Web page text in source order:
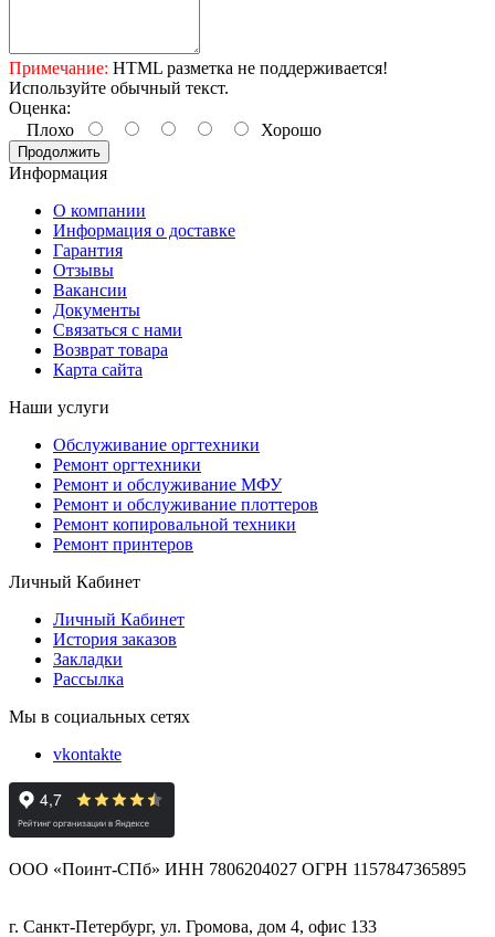
Примечание: HTML разметка не поддерживается!
Используйте обычный текст.
Оценка:
Плохо
Хорошо
Продолжить
Информация
О компании
Информация о доставке
Гарантия
Отзывы
Вакансии
Документы
Связаться с нами
Возврат товара
Карта сайта
Наши услуги
Обслуживание оргтехники
Ремонт оргтехники
Ремонт и обслуживание МФУ
Ремонт и обслуживание плоттеров
Ремонт копировальной техники
Ремонт принтеров
Личный Кабинет
Личный Кабинет
История заказов
Закладки
Рассылка
Мы в социальных сетях
vkontakte
ООО «Поинт-СПб» ИНН 7806204027 ОГРН 1157847365895
г. Санкт-Петербург, ул. Громова, дом 4, офис 133